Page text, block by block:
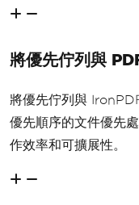
將優先佇列與
將優先佇列與
優先順序的文件優先
作效率和可擴展性。